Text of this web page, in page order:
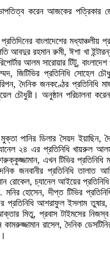
করেন আজকের পত্রিকার
বাংলাদেশের মধ্যাঞ্চলীয়
আবদুর রহমান রুমী, ঈশা খা
আলম সারোয়ার টিটু, বাংলাদেশ
জিটিভির প্রতিনিধি সোহেল
দৈনিক জনকণ্ঠের প্রতিনিধি
চৌধুরী। অনুষ্ঠান পরিচালনা
পানির ডিলার সৈয়দ ইয়াছিন,
২৪ এর প্রতিনিধি খায়রুল
এখন টিভির প্রতিনিধি
জনবানীর প্রতিনিধি তালাত
রোকেল, চ্যানেল আইয়ের
মনির হোসেন, দীপ্ত টিভির
প্রতিনিধি আশরাফুল ইসলাম
আক্তার মিতু, প্রবাস টাইমসের
রাসেল, দৈনিক